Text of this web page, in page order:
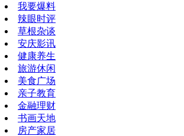
我要爆料
辣眼时评
草根杂谈
安庆影讯
健康养生
旅游休闲
美食广场
亲子教育
金融理财
书画天地
房产家居